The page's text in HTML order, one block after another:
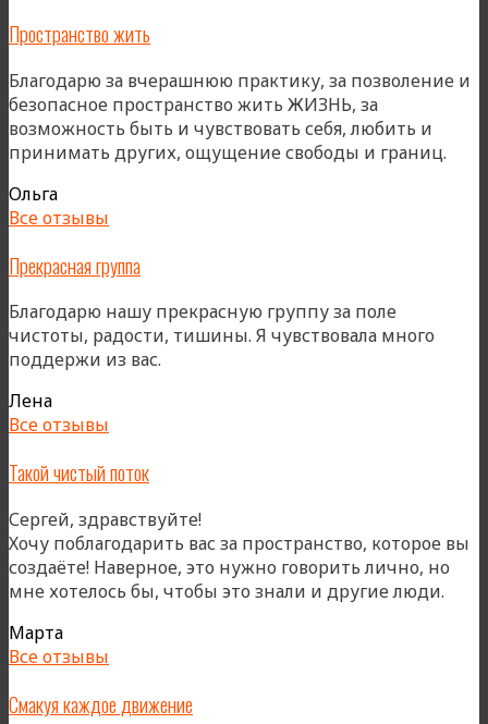
Пространство жить
Благодарю за вчерашнюю практику, за позволение и
безопасное пространство жить ЖИЗНЬ, за
возможность быть и чувствовать себя, любить и
принимать других, ощущение свободы и границ.
Ольга
Все отзывы
Прекрасная группа
Благодарю нашу прекрасную группу за поле
чистоты, радости, тишины. Я чувствовала много
поддержи из вас.
Лена
Все отзывы
Такой чистый поток
Сергей, здравствуйте!
Хочу поблагодарить вас за пространство, которое вы
создаёте! Наверное, это нужно говорить лично, но
мне хотелось бы, чтобы это знали и другие люди.
Марта
Все отзывы
Смакуя каждое движение